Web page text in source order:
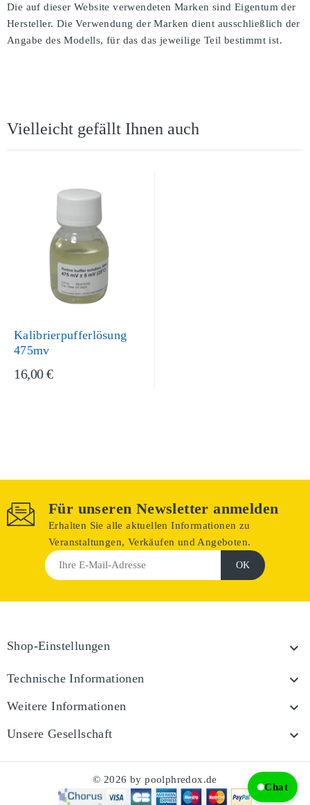
Die auf dieser Website verwendeten Marken sind Eigentum der
Hersteller. Die Verwendung der Marken dient ausschließlich der
Angabe des Modells, für das das jeweilige Teil bestimmt ist.
Vielleicht gefällt Ihnen auch
Kalibrierpufferlösung
475mv
16,00 €
Für unseren Newsletter anmelden
Erhalten Sie alle aktuellen Informationen zu
Veranstaltungen, Verkäufen und Angeboten.
Shop-Einstellungen 
Technische Informationen 
Weitere Informationen 
Unsere Gesellschaft 
© 2026 by poolphredox.de
Chat